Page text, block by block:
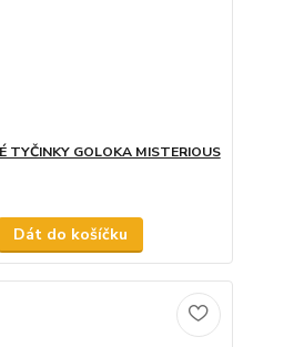
TYČINKY GOLOKA MISTERIOUS
Dát do košíčku